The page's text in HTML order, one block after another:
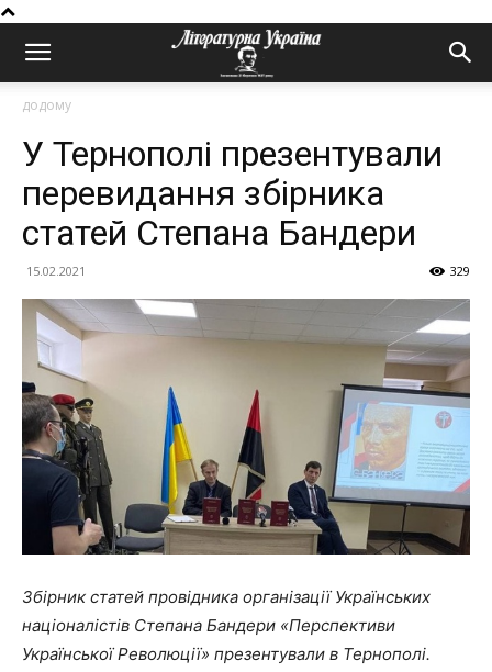
додому
У Тернополі презентували
перевидання збірника
статей Степана Бандери
15.02.2021 329
Збірник статей провідника організації Українських
націоналістів Степана Бандери «Перспективи
Української Революції» презентували в Тернополі.